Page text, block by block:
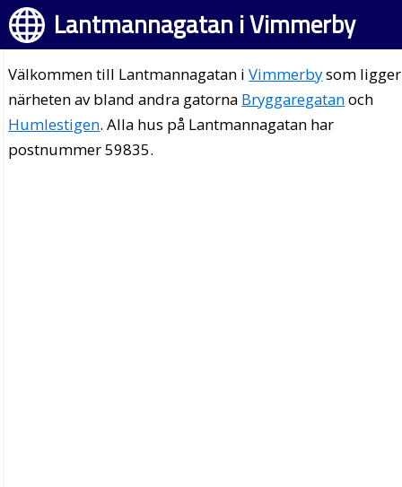
Lantmannagatan i Vimmerby
Välkommen till Lantmannagatan iVimmerbysom
närheten av bland andra gatorna Bryggaregatanoch
Humlestigen. Alla hus på Lantmannagatan har
postnummer 59835.